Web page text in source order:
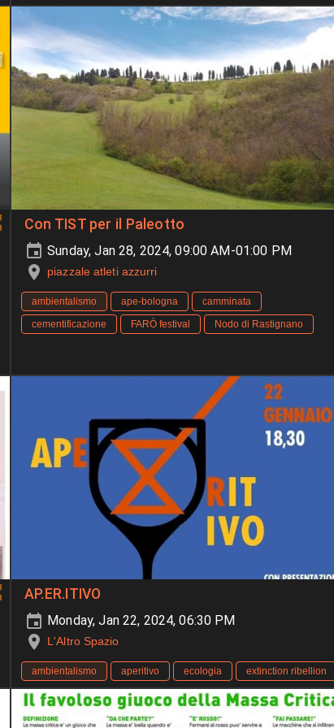
Con TIST per il Paleotto
Sunday, Jan 28, 2024, 09:00 AM-01:00 PM
piazzale atleti azzurri
ambientalismo ape-bologna
camminata
cementificazione
FARÒ festival Nodo di Rastignano
AP.ER.ITIVO
Monday, Jan 22, 2024, 06:30 PM
L'Altro Spazio
ambientalismo aperitivo ecologia extinction ribellion